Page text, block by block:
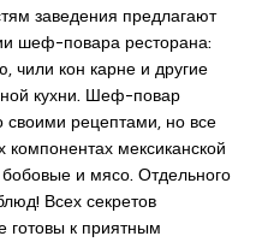
заведения предлагают
шеф-повара ресторана:
чили кон карне и другие
кухни. Шеф-повар
своими рецептами, но все
мексиканской
и мясо. Отдельного
Всех секретов
готовы к приятным